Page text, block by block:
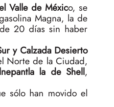
Valle de México, se
Magna, la de
20 días sin haber
y Calzada Desierto
Norte de la Ciudad,
la de Shell,
sólo han movido el